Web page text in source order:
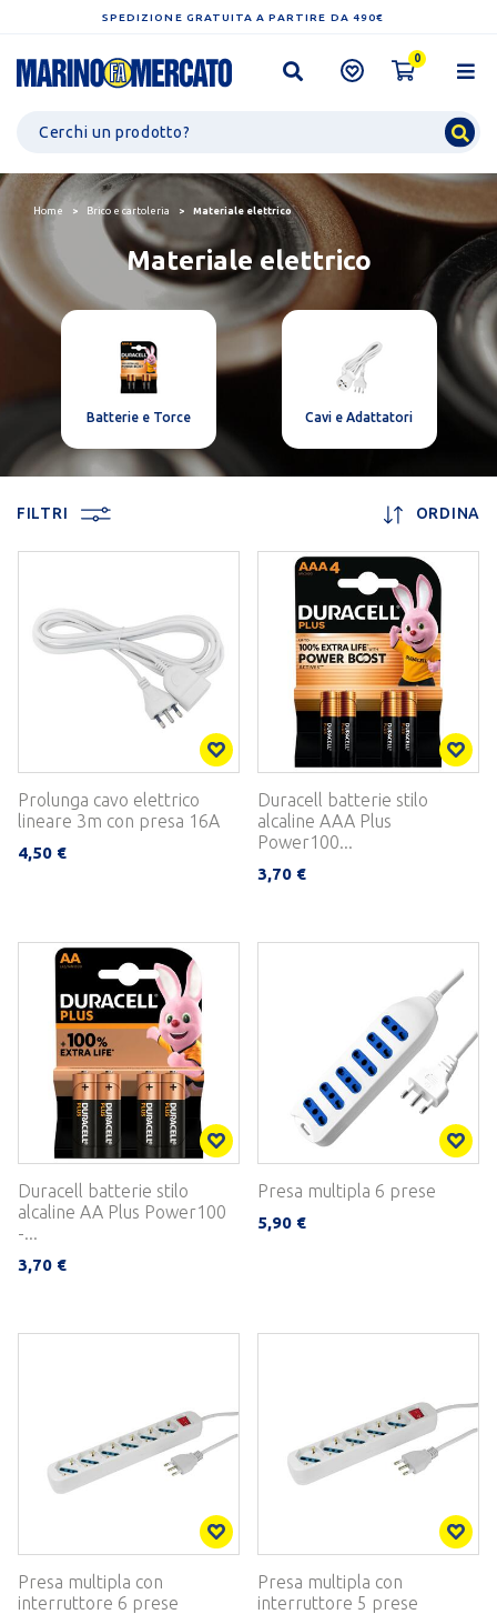
SPEDIZIONE GRATUITA A PARTIRE DA 490€
0
Home Brico e cartoleria Materiale elettrico
Materiale elettrico
Batterie e Torce Cavi e Adattatori
FILTRI ORDINA
Prolunga cavo elettrico
lineare 3m con presa 16A
4,50 €
Duracell batterie stilo
alcaline AAA Plus
Power100...
3,70 €
Duracell batterie stilo
alcaline AA Plus Power100
-...
3,70 €
Presa multipla 6 prese
5,90 €
Presa multipla con
interruttore 6 prese
Presa multipla con
interruttore 5 prese